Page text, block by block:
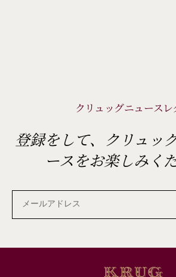
クリュッグニュース
登録をして、クリュッ
ースをお楽しみく
メ
ー
ル
ア
ド